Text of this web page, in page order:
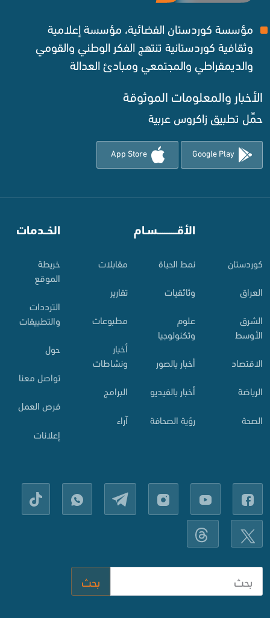
مؤسسة كوردستان الفضائية، مؤسسة إعلامية
وثقافية كوردستانية تنتهج الفكر الوطني والقومي
والديمقراطي والمجتمعي ومبادئ العدالة ‌
الأخبار والمعلومات الموثوقة‌
حمِّل تطبيق زاكروس عربية
Google Play
App Store
کوردستان
العراق
الشرق
الأوسط
الاقتصاد
الرياضة
الصحة
الأقـــــــــــسـام
نمط الحياة
وثائقيات
علوم
وتكنولوجيا
أخبار بالصور
أخبار بالفيديو
رؤية الصحافة
مقابلات
تقارير
مطبوعات
أخبار
ونشاطات
البرامج
آراء
الخــدمات
خريطة
الموقع
الترددات
والتطبيقات
حول
تواصل معنا
فرص العمل
إعلانات
بحث